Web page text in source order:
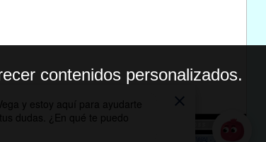
contenidos personalizados.